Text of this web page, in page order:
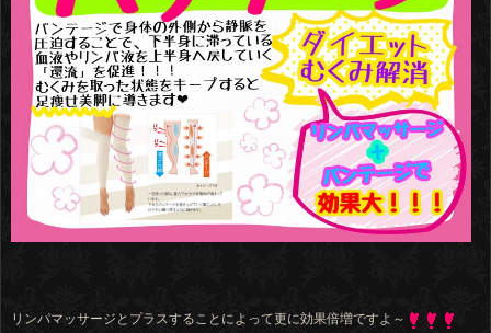
リンパマッサージとプラスすることによって更に効果倍増ですよ～